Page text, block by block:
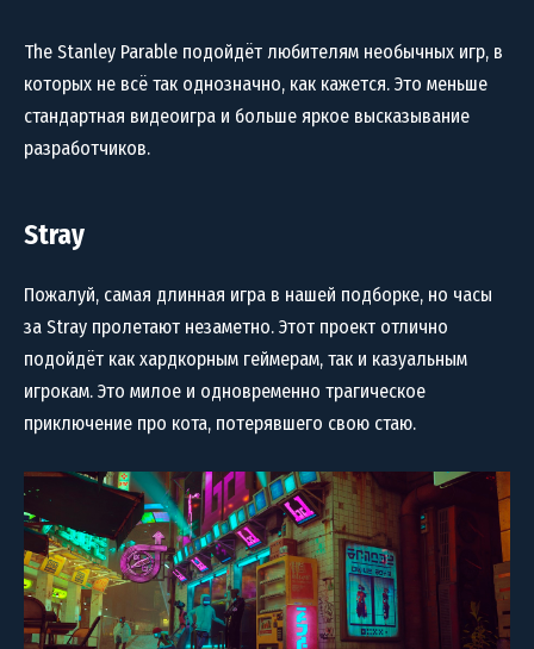
The Stanley Parable подойдёт любителям необычных игр, в
которых не всё так однозначно, как кажется. Это меньше
стандартная видеоигра и больше яркое высказывание
разработчиков.
Stray
Пожалуй, самая длинная игра в нашей подборке, но часы
за Stray пролетают незаметно. Этот проект отлично
подойдёт как хардкорным геймерам, так и казуальным
игрокам. Это милое и одновременно трагическое
приключение про кота, потерявшего свою стаю.